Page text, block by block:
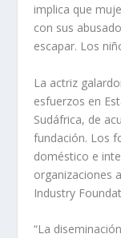
implica que
con sus
escapar. Los
La actriz
esfuerzos en
Sudáfrica, de
fundación. Los
doméstico e
organizaciones
Industry
“La